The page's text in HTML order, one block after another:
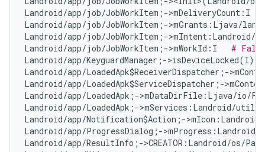
Landroid/app/job/JobWorkItem;->mDeliveryCount:I
Landroid/app/job/JobWorkItem;->mGrants:Ljava/
Landroid/app/job/JobWorkItem;-
Landroid/app/job/JobWorkItem;->mWorkId:I #
Landroid/app/KeyguardManager;-
Landroid/app/LoadedApk$ReceiverDispatcher;-
Landroid/app/LoadedApk$ServiceDispatcher;-
Landroid/app/LoadedApk;->mDataDirFile:Ljava/
Landroid/app/LoadedApk;->mServices:Landroid/
Landroid/app/Notification$Action;-
Landroid/app/ProgressDialog;-
Landroid/app/ResultInfo;->CREATOR:Landroid/os/